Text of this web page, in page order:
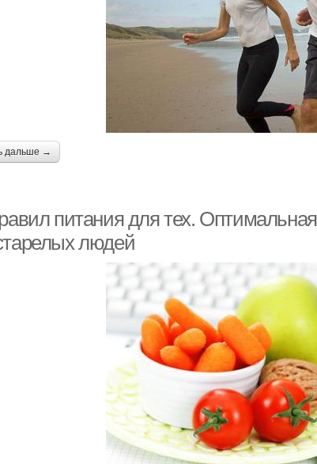
дальше →
питания для тех.
людей